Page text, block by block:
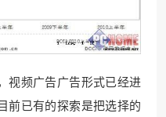
视频广告广告形式已经进
前已有的探索是把选择的